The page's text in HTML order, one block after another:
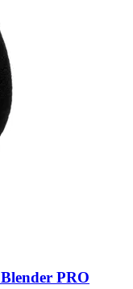
Blender PRO